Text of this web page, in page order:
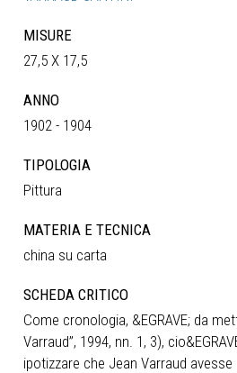
MISURE
27,5 X 17,5
ANNO
1902 - 1904
TIPOLOGIA
Pittura
MATERIA E TECNICA
china su carta
SCHEDA CRITICO
Come cronologia, &EGRAVE; da
Varraud”, 1994, nn. 1, 3),
ipotizzare che Jean Varraud